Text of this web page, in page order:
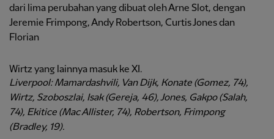
dari lima perubahan yang dibuat oleh Arne Slot, dengan
Jeremie Frimpong, Andy Robertson, Curtis Jones dan
Florian
Wirtz yang lainnya masuk ke XI.
Liverpool: Mamardashvili, Van Dijk, Konate (Gomez, 74),
Wirtz, Szoboszlai, Isak (Gereja, 46), Jones, Gakpo (Salah,
74), Ekitice (Mac Allister, 74), Robertson, Frimpong
(Bradley, 19).